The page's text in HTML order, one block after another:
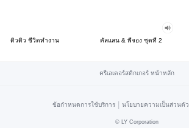
ดิวดิว ชีวิตทำงาน คัลแลน & พี่จอง ชุดที่ 2
ครีเอเตอร์สติกเกอร์ หน้าหลัก
ข้อกำหนดการใช้บริการ | นโยบายความเป็นส่วนตัว
© LY Corporation